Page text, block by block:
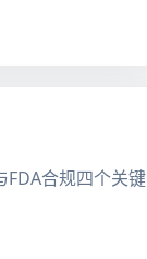
合规四个关键